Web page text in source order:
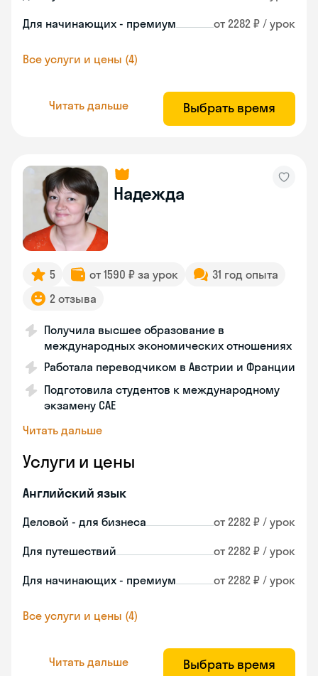
Для начинающих - премиум от 2282 ₽ / урок
Все услуги и цены (4)
Читать дальше Выбрать время
Надежда
5 от 1590 ₽ за урок
31 год опыта
2 отзыва
Получила высшее образование в
международных экономических отношениях
Работала переводчиком в Австрии и Франции
Подготовила студентов к международному
экзамену CAE
Читать дальше
Услуги и цены
Английский язык
Деловой - для бизнеса от 2282 ₽ / урок
Для путешествий от 2282 ₽ / урок
Для начинающих - премиум от 2282 ₽ / урок
Все услуги и цены (4)
Читать дальше Выбрать время